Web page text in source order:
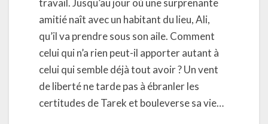
travail. Jusqu’au jour où une surprenante
amitié naît avec un habitant du lieu, Ali,
qu’il va prendre sous son aile. Comment
celui qui n’a rien peut-il apporter autant à
celui qui semble déjà tout avoir ? Un vent
de liberté ne tarde pas à ébranler les
certitudes de Tarek et bouleverse sa vie…